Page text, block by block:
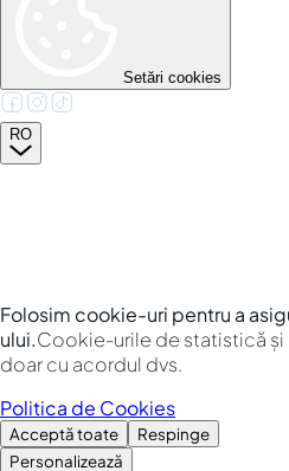
Setări cookies
RO
Folosim cookie-uri pentru a
ului.Cookie-urile de statistică
doar cu acordul dvs.
Politica de Cookies
Acceptă toate
Respinge
Personalizează